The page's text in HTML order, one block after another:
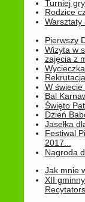
Turniej
Rodzice
Warsztaty
Pierwszy
Wizyta w
zajęcia z
W świecie
Bal
Święto
Dzień
Jasełka
Festiwal
2017...
Nagroda
Jak mnie
XII